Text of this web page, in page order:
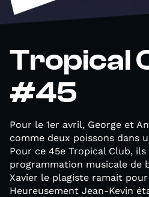
Tropical
#45
Pour le 1er avril, George et
comme deux poissons dans
Pour ce 45e Tropical Club,
programmation musicale de
Xavier le plagiste ramait
Heureusement Jean-Kevin